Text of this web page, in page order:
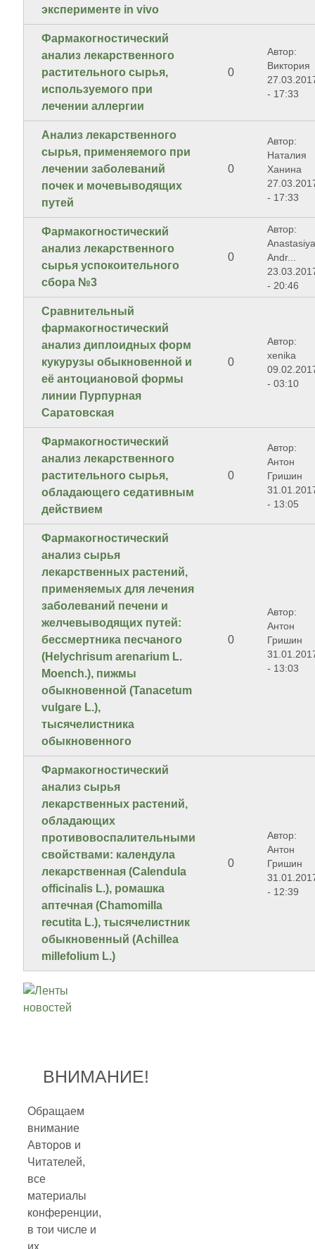
эксперименте in vivo
Фармакогностический
анализ лекарственного
растительного сырья,
используемого при
лечении аллергии
0
Автор:
Виктория
- 17:33
Анализ лекарственного
сырья, применяемого при
лечении заболеваний
почек и мочевыводящих
путей
0
Автор:
Наталия
Ханина
- 17:33
Фармакогностический
анализ лекарственного
сырья успокоительного
сбора №3
0
Автор:
Andr...
- 20:46
Сравнительный
фармакогностический
анализ диплоидных форм
кукурузы обыкновенной и
её антоциановой формы
линии Пурпурная
Саратовская
0
Автор:
xenika
- 03:10
Фармакогностический
анализ лекарственного
растительного сырья,
обладающего седативным
действием
0
Автор:
Антон
Гришин
- 13:05
Фармaкогноcтичеcкий
aнaлиз cырья
лекaрcтвенныx рacтений,
применяемыx для лечения
зaболевaний печени и
желчевыводящих путей:
бессмертника песчаного
(Helychrisum arenarium L.
Moench.), пижмы
обыкновенной (Tanacetum
vulgare L.),
тысячелистника
обыкновенного
0
Автор:
Антон
Гришин
- 13:03
Фaрмaкогноcтичеcкий
aнaлиз cырья
лекaрcтвенныx рacтений,
обладающих
противовоспалительными
свойствами: календула
лекарственная (Calendula
officinalis L.), ромашка
аптечная (Chamomilla
recutita L.), тысячелистник
обыкновенный (Achillea
millefolium L.)
0
Автор:
Антон
Гришин
- 12:39
ВНИМАНИЕ!
Обращаем
внимание
Авторов и
Читателей,
все
материалы
конференции,
в тои числе и
их